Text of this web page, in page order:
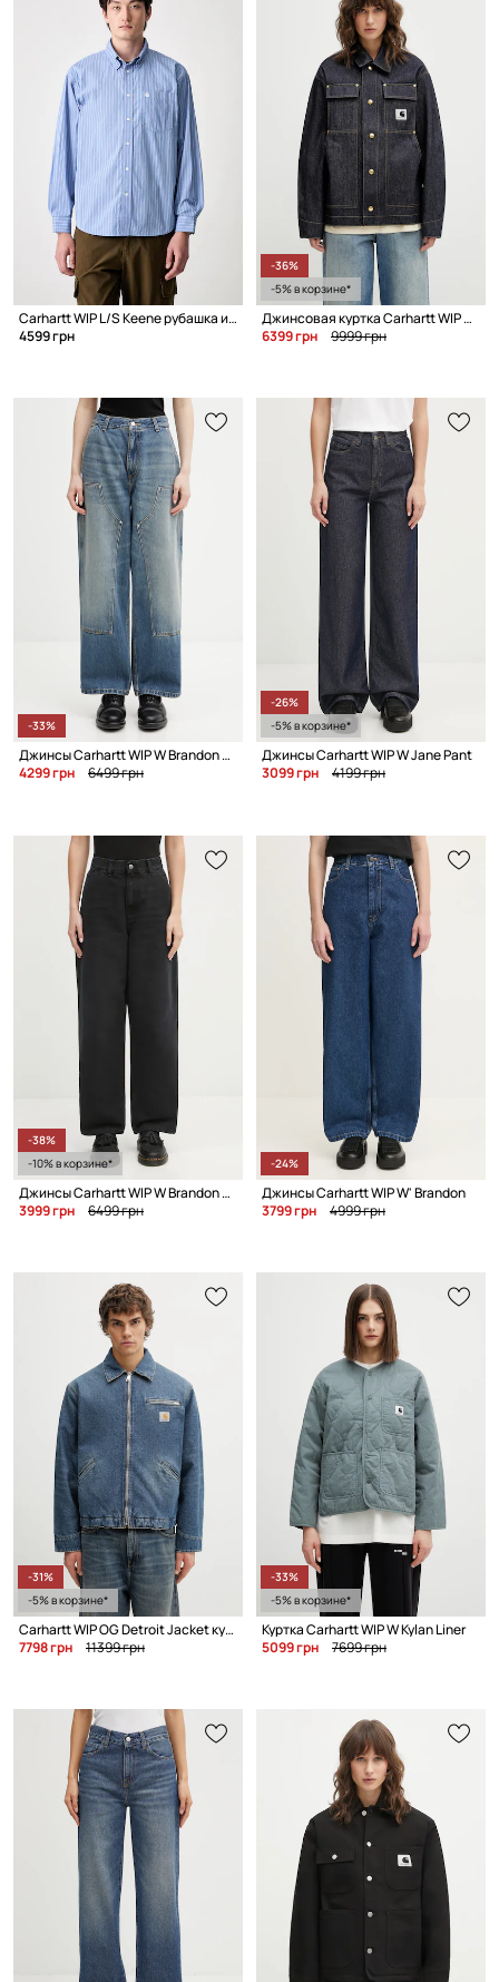
Carhartt WIP L/S Keene рубашка из хлопка для мужчин
4599 грн
-36%
-5% в корзине*
Джинсовая куртка Carhartt WIP W OG Arctic Jacket
6399 грн
9999 грн
-33%
Джинсы Carhartt WIP W Brandon Double Knee Pant
4299 грн
6499 грн
-26%
-5% в корзине*
Джинсы Carhartt WIP W Jane Pant
3099 грн
4199 грн
-38%
-10% в корзине*
Джинсы Carhartt WIP W Brandon Single Knee Pant
3999 грн
6499 грн
-24%
Джинсы Carhartt WIP W' Brandon
3799 грн
4999 грн
-31%
-5% в корзине*
Carhartt WIP OG Detroit Jacket куртка из денима для мужчин
7798 грн
11399 грн
-33%
-5% в корзине*
Куртка Carhartt WIP W Kylan Liner
5099 грн
7699 грн